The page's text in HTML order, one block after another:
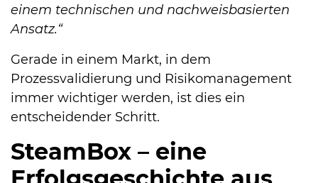
einem technischen und nachweisbasierten
Ansatz.“
Gerade in einem Markt, in dem
Prozessvalidierung und Risikomanagement
immer wichtiger werden, ist dies ein
entscheidender Schritt.
SteamBox – eine